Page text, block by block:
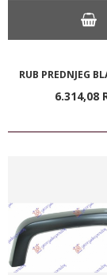
RUB PREDNJEG
6.314,08